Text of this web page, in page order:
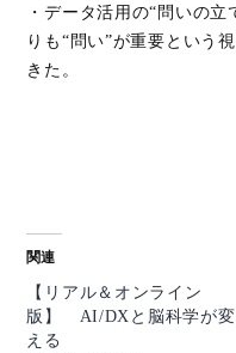
・データ活用の“問いの
りも“問い”が重要という
きた。
関連
【リアル＆オンライン
版】 AI/DXと脳科学が変
える